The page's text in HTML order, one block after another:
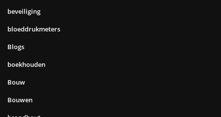
beveiliging
bloeddrukmeters
Blogs
boekhouden
Bouw
Bouwen